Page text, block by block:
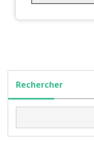
Rechercher